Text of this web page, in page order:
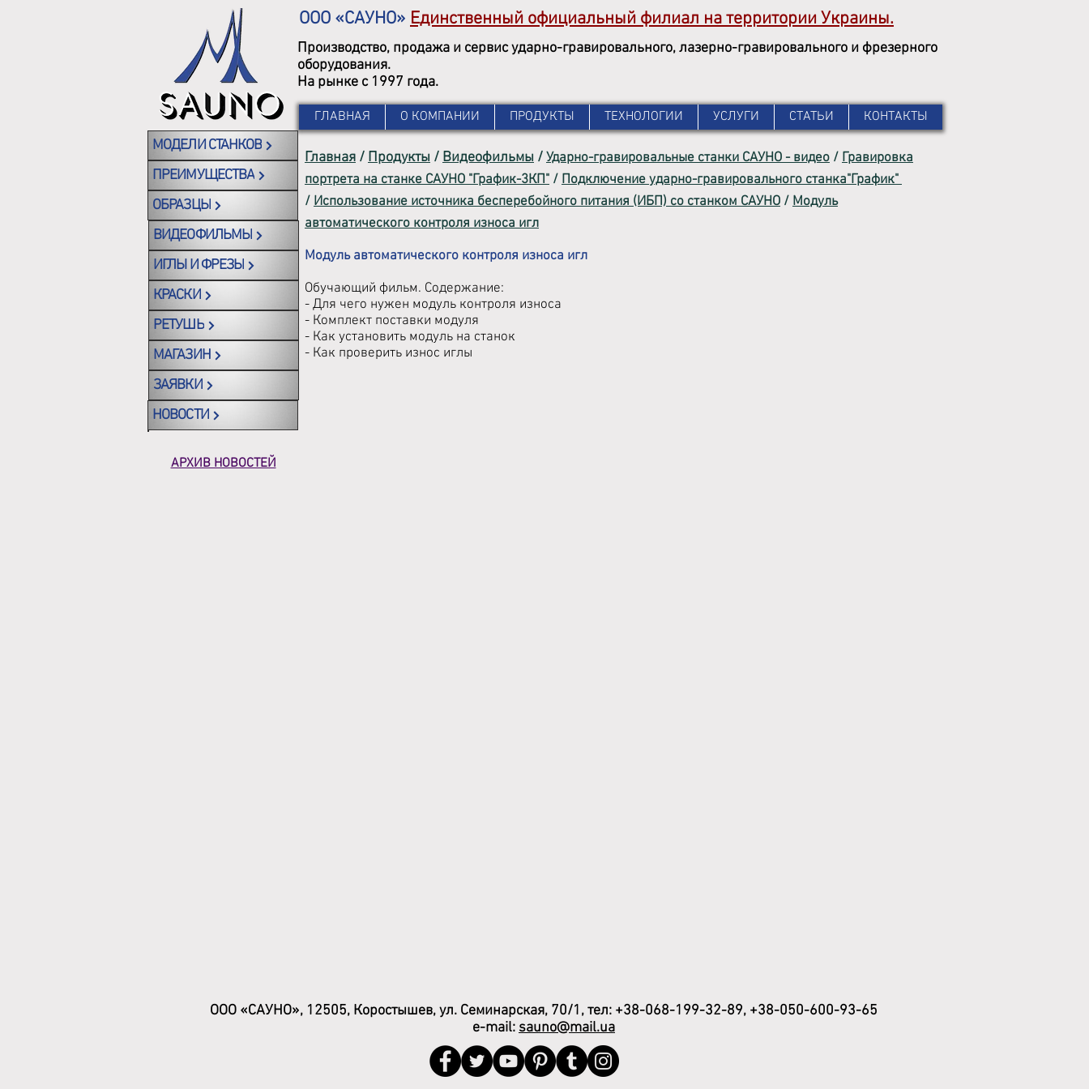
ООО «САУНО» Единственный официальный филиал натерриторииУкраины.
Производство, продажа и сервис ударно-гравировального, лазерно-гравировального и фрезерного
оборудования.
На рынке с 1997 года.
ГЛАВНАЯ О КОМПАНИИ ПРОДУКТЫ ТЕХНОЛОГИИ УСЛУГИ СТАТЬИ КОНТАКТЫ
Главная / Продукты / Видеофильмы / Ударно-гравировальные станки САУНО - видео / Гравировка
портрета на станке САУНО "График-3КП" / Подключение ударно-гравировальногостанка"График"
/ Использование источника бесперебойного питания (ИБП) со станком САУНО / Модуль
автоматического контроля износа игл
Модуль автоматического контроля износа игл
Обучающий фильм. Содержание:
- Для чего нужен модуль контроля износа
- Комплект поставки модуля
- Как установить модуль на станок
- Как проверить износ иглы
МОДЕЛИ СТАНКОВ
ПРЕИМУЩЕСТВА
ОБРАЗЦЫ
ВИДЕОФИЛЬМЫ
ИГЛЫ И ФРЕЗЫ
КРАСКИ
РЕТУШЬ
МАГАЗИН
ЗАЯВКИ
НОВОСТИ
АРХИВ НОВОСТЕЙ
ООО «САУНО», 12505, Коростышев, ул. Семинарская, 70/1, тел: +38-068-199-32-89, +38-050-600-93-65
e-mail: sauno@mail.ua